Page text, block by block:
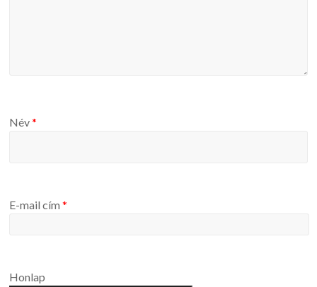
Név*
E-mail cím*
Honlap